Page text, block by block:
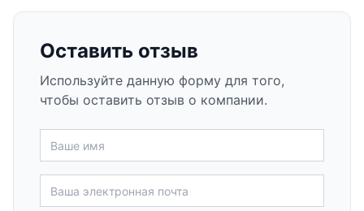
Оставить отзыв
Используйте данную форму для того,
чтобы оставить отзыв о компании.